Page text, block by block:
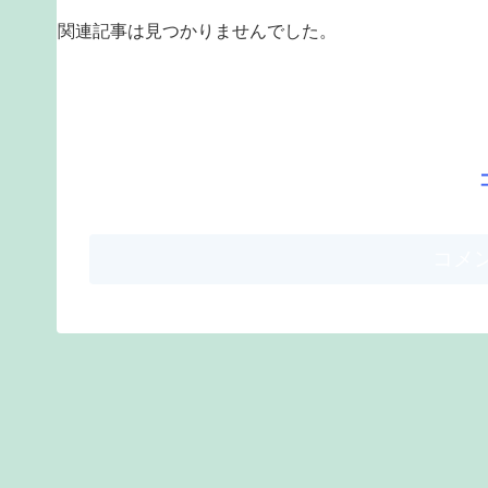
関連記事は見つかりませんでした。